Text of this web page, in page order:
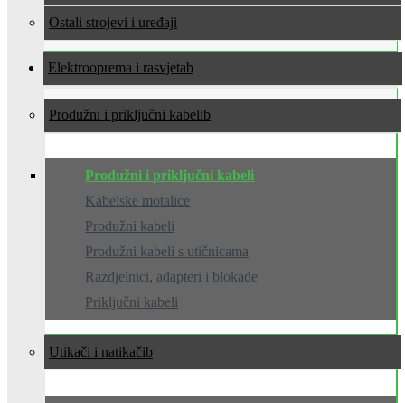
Ostali strojevi i uređaji
Elektrooprema i rasvjeta
Produžni i priključni kabeli
Produžni i priključni kabeli
Kabelske motalice
Produžni kabeli
Produžni kabeli s utičnicama
Razdjelnici, adapteri i blokade
Priključni kabeli
Utikači i natikači